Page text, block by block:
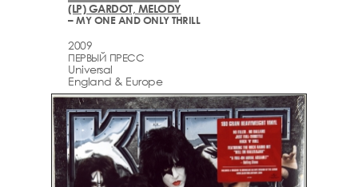
(LP) GARDOT, MELODY
– MY ONE AND ONLY THRILL
2009
ПЕРВЫЙ ПРЕСС
Universal
England & Europe